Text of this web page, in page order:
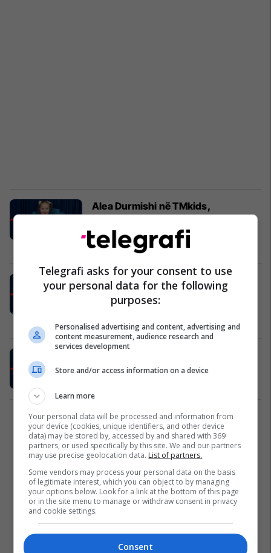
Alea Durmishi në TMkids,
dhe muzikës
Maqedonia e Veriut 11/04/2023
Mejra Nazifi në TMkids, vajza
balerinë e cila synon të pushtoj
skenat me talentin e saj
Maqedonia e Veriut 04/04/2023
saj plot ëndrra dhe pasione
1
Telegrafi asks for your consent to use
your personal data for the following
purposes:
Personalised advertising and content, advertising and
content measurement, audience research and
services development
Store and/or access information on a device
Learn more
Your personal data will be processed and information from
your device (cookies, unique identifiers, and other device
data) may be stored by, accessed by and shared with 369
partners, or used specifically by this site. We and our partners
may use precise geolocation data. List of partners.
Some vendors may process your personal data on the basis
of legitimate interest, which you can object to by managing
your options below. Look for a link at the bottom of this page
or in the site menu to manage or withdraw consent in privacy
and cookie settings.
Consent